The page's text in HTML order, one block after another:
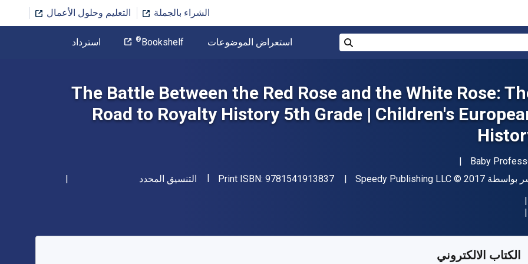
الشراء بالجملة التعليم وحلول الأعمال
البحث في المتجر برقم ISBN، أو العنوان أو المؤلفاستعراض الموضوعات Bookshelf
® استرداد
The Battle Between the Red Rose and the White Rose:
Road to Royalty History 5th Grade | Children's
(المؤلفون)
Baby
بواسطة Speedy Publishing LLC
حقوق الطبع والنشر © 2017
Print ISBN: 9781541913837 شكل
التنسيق المحدد
الكتاب الالكتروني